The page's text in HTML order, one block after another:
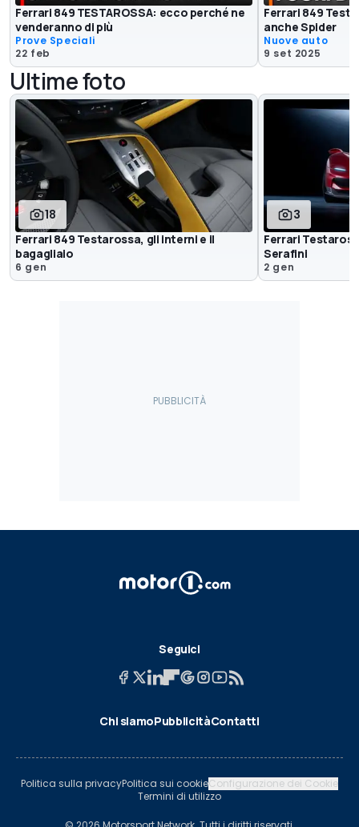
Ferrari 849 TESTAROSSA: ecco perché ne
venderanno di più
Prove Speciali
22 feb
Ferrari 849
anche Spider
Nuove auto
9 set 2025
Ultime foto
18
Ferrari 849 Testarossa, gli interni e il
bagagliaio
6 gen
3
Ferrari
Serafini
2 gen
Seguici
Chi siamoPubblicitàContatti
Politica sulla privacyPolitica sui cookieConfigurazione dei Cookie
Termini di utilizzo